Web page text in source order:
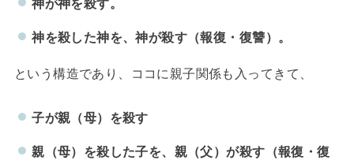
神を殺した神を、神が殺す（報復・復讐）。
という構造であり、ココに親子関係も入ってきて、
子が親（母）を殺す
親（母）を殺した子を、親（父）が殺す（報復・復